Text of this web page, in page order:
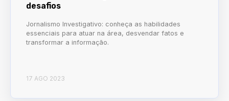
desafios
Jornalismo Investigativo: conheça as habilidades
essenciais para atuar na área, desvendar fatos e
transformar a informação.
17 AGO 2023